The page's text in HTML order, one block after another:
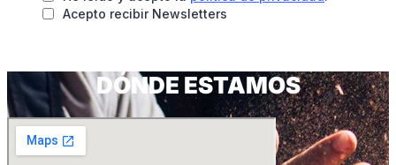
DÓNDE ESTAMOS